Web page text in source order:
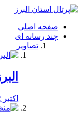
فصد
شرق
تهران
خشکشویی
صفحه اصلی
چند رسانه ای
تصاویر
اکتبر 22, 2019